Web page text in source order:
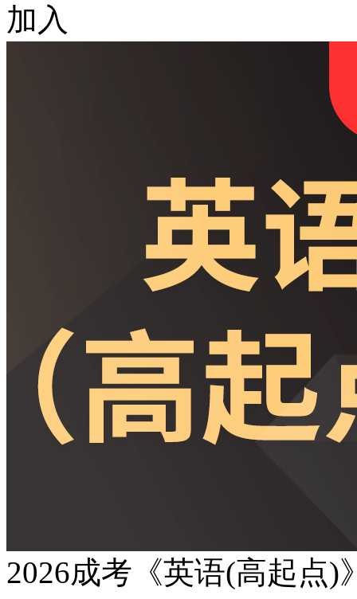
加入
2026成考《英语(高起点)